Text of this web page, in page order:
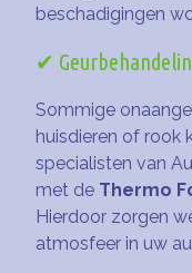
beschadigingen
✔
Sommige
huisdieren of rook
specialisten van
met de Thermo
Hierdoor zorgen
atmosfeer in uw